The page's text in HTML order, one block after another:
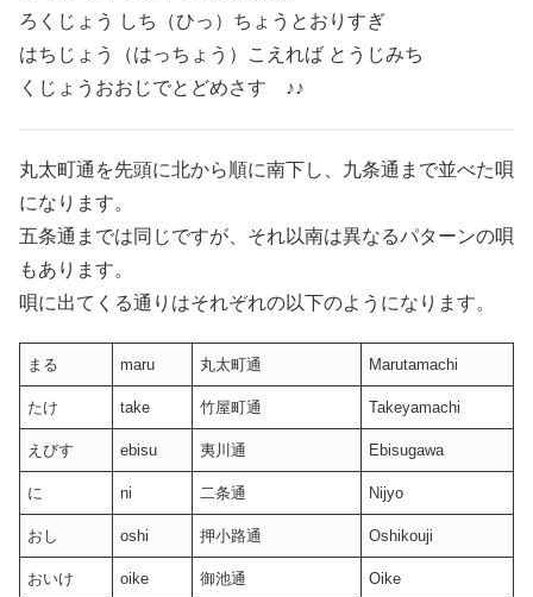
ろくじょう しち（ひっ）ちょうとおりすぎ
はちじょう（はっちょう）こえれば とうじみち
くじょうおおじでとどめさす ♪♪
丸太町通を先頭に北から順に南下し、九条通まで並べた唄
になります。
五条通までは同じですが、それ以南は異なるパターンの唄
もあります。
唄に出てくる通りはそれぞれの以下のようになります。
まる maru 丸太町通 Marutamachi
たけ take 竹屋町通 Takeyamachi
えびす ebisu 夷川通 Ebisugawa
に ni 二条通 Nijyo
おし oshi 押小路通 Oshikouji
おいけ oike 御池通 Oike